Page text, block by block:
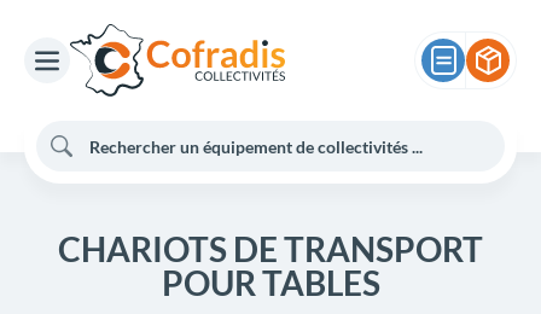
CHARIOTS DE TRANSPORT
POUR TABLES